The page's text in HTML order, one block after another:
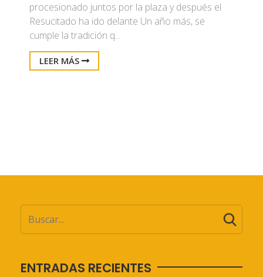
procesionado juntos por la plaza y después el
Resucitado ha ido delante Un año más, se
cumple la tradición q...
LEER MÁS
ENTRADAS RECIENTES